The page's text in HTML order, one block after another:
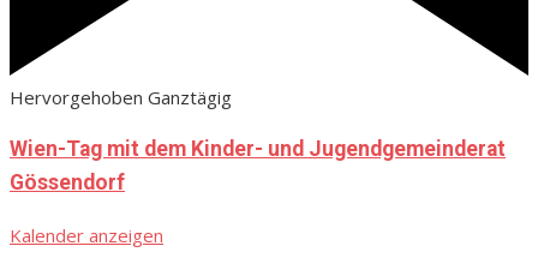
Hervorgehoben Ganztägig
Wien-Tag mit dem Kinder- und Jugendgemeinderat
Gössendorf
Kalender anzeigen